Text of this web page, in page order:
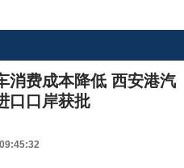
消费成本降低 西安港汽
口口岸获批